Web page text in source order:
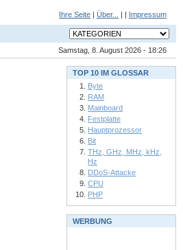
Ihre Seite | Über... | | Impressum
Samstag, 8. August 2026 - 18:26
TOP 10 IM GLOSSAR
Byte
RAM
Mainboard
Festplatte
Hauptprozessor
Bit
THz, GHz, MHz, kHz,
Hz
DDoS-Attacke
CPU
PHP
WERBUNG